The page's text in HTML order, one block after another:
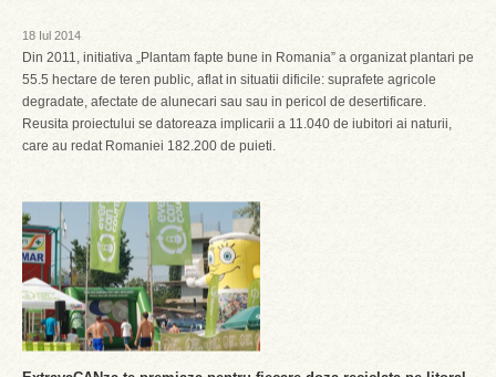
18 Iul 2014
Din 2011, initiativa „Plantam fapte bune in Romania” a organizat plantari pe
55.5 hectare de teren public, aflat in situatii dificile: suprafete agricole
degradate, afectate de alunecari sau sau in pericol de desertificare.
Reusita proiectului se datoreaza implicarii a 11.040 de iubitori ai naturii,
care au redat Romaniei 182.200 de puieti.